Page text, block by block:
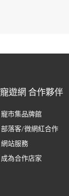
寵遊網 合作夥伴
寵市集品牌館
部落客/微網紅合作
網站服務
成為合作店家